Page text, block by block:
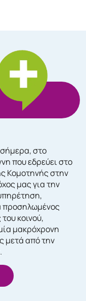
στο
που εδρεύει στο
Κομοτηνής στην
μας για την
προσηλωμένος
κοινού,
μακρόχρονη
μετά από την